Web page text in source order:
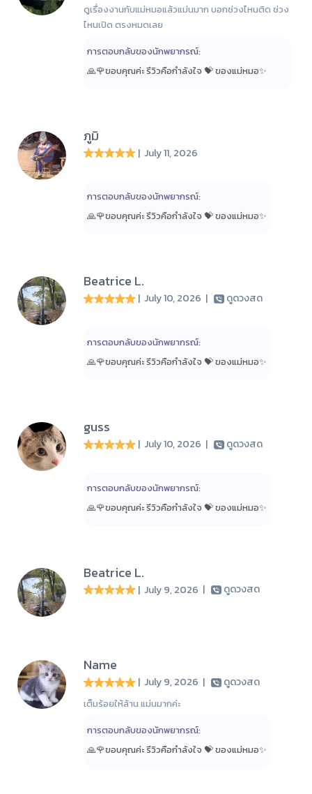
ดูเรื่องงานกับแม่หมอแล้วแม่นมาก บอกช่วงไหนติด ช่วง
ไหนเปิด ตรงหมดเลย
การตอบกลับของนักพยากรณ์:
🙏🌹ขอบคุณค่ะ รีวิวคือกำลังใจ 💝 ของแม่หมอ✨️
ภูมิ
| July 11, 2026
การตอบกลับของนักพยากรณ์:
🙏🌹ขอบคุณค่ะ รีวิวคือกำลังใจ 💝 ของแม่หมอ✨️
Beatrice L.
| July 10, 2026 | ดูดวงสด
การตอบกลับของนักพยากรณ์:
🙏🌹ขอบคุณค่ะ รีวิวคือกำลังใจ 💝 ของแม่หมอ✨️
guss
| July 10, 2026 | ดูดวงสด
การตอบกลับของนักพยากรณ์:
🙏🌹ขอบคุณค่ะ รีวิวคือกำลังใจ 💝 ของแม่หมอ✨️
Beatrice L.
| July 9, 2026 | ดูดวงสด
Name
| July 9, 2026 | ดูดวงสด
เต็มร้อยให้ล้าน แม่นมากค่ะ
การตอบกลับของนักพยากรณ์:
🙏🌹ขอบคุณค่ะ รีวิวคือกำลังใจ 💝 ของแม่หมอ✨️